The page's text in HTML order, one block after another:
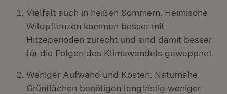
Vielfalt auch in heißen Sommern: Heimische
Wildpflanzen kommen besser mit
Hitzeperioden zurecht und sind damit besser
für die Folgen des Klimawandels gewappnet.
Weniger Aufwand und Kosten: Naturnahe
Grünflächen benötigen langfristig weniger